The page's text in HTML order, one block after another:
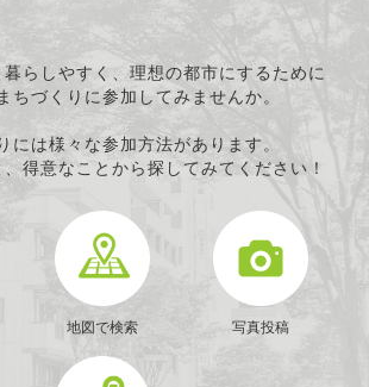
らしやすく、理想の都市にするために
ちづくりに参加してみませんか。
には様々な参加方法があります。
得意なことから探してみてください！
地図で検索 写真投稿